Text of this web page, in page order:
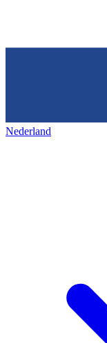
Nederland